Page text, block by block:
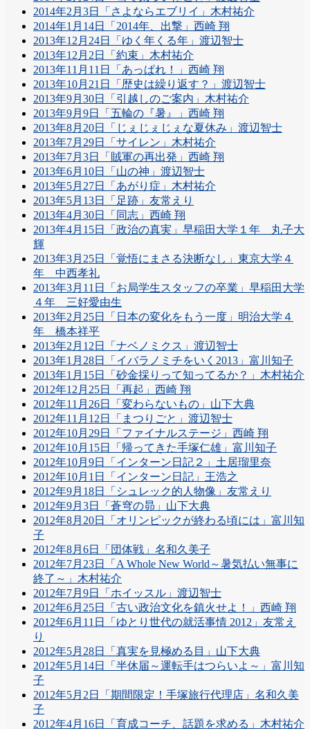
2014年2月3日「さよならエブリイ」木村祐介
2014年1月14日「2014年、出撃」西崎 翔
2013年12月24日「ゆく年くる年」渡辺智士
2013年12月2日「約束」木村祐介
2013年11月11日「あっぱれ！」西崎 翔
2013年10月21日「歴史は繰り返す？」渡辺智士
2013年9月30日「引越しのご案内」木村祐介
2013年9月9日「五輪の『暑』」西崎 翔
2013年8月20日「じぇじぇじぇな夏休み」渡辺智士
2013年7月29日「サイレン」木村祐介
2013年7月3日「賊軍の再出発」西崎 翔
2013年6月10日「山の神」渡辺智士
2013年5月27日「あがり症」木村祐介
2013年5月13日「足跡」友常えり
2013年4月30日「同志」西崎 翔
2013年4月15日「政治の真実」早稲田大学１年 丸子大
輝
2013年3月25日「覚悟にまさる決断なし」東京大学４
年 中西孝礼
2013年3月11日「お局学生スタッフの卒業」早稲田大学
４年 三好愛由生
2013年2月25日「日本の変化をもう一度」明治大学４
年 橋本祥平
2013年2月12日「ナベノミクス」渡辺智士
2013年1月28日「イバラノミチをいく2013」富川知子
2013年1月15日「砂金採りって知ってるか？」木村祐介
2012年12月25日「再起」西崎 翔
2012年11月26日「変わらないもの」山下大典
2012年11月12日「まつりごと」渡辺智士
2012年10月29日「ファイナルステージ」西崎 翔
2012年10月15日「帰ってきた手塚仁雄」富川知子
2012年10月9日「インターン日記２」土居瑠里奈
2012年10月1日「インターン日記」王浩之
2012年9月18日「シュレック的人物像」友常えり
2012年9月3日「蒼穹の昴」山下大典
2012年8月20日「オリンピックが終わる頃には」富川知
子
2012年8月6日「団体戦」名和久美子
2012年7月23日「A Whole New World～暑気払い無事に
終了～」木村祐介
2012年7月9日「ホイッスル」渡辺智士
2012年6月25日「古い政治文化を鎮火せよ！」西崎 翔
2012年6月11日「ゆとり世代の就活事情 2012」友常え
り
2012年5月28日「真実を見極める目」山下大典
2012年5月14日「半休届～運転手はつらいよ～」富川知
子
2012年5月2日「期間限定！手塚旅行代理店」名和久美
子
2012年4月16日「育成コーチ、話題を求める」木村祐介